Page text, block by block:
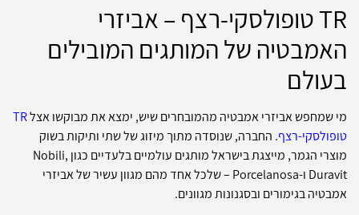
TR טופולסקי-רצף – אביזרי
האמבטיה של המותגים המובילים
בעולם
מי שמחפש אביזרי אמבטיה מהמובחרים שיש, ימצא את מבוקשו אצלTR
טופולסקי-רצף. החברה, שנוסדה מתוך מיזוג של שתי ותיקות בשוק
מוצרי הגמר, מייצגת בישראל מותגים עולמיים בלעדיים כגון Nobili,
Duravit ו-Porcelanosa – שלכל אחד מהם מגוון עשיר של אביזרי
אמבטיה בגימורים ובסגנונות מגוונים.